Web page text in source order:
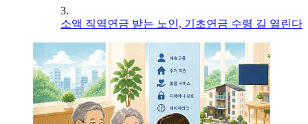
3.
소액 직역연금 받는 노인, 기초연금 수령 길 열린다